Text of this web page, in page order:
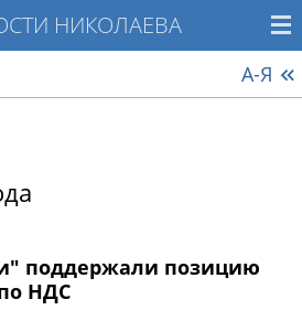
НИКОЛАЕВА
А-Я
поддержали позицию
НДС